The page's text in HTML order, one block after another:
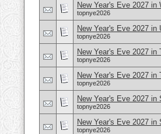
New Year's Eve 2027 in
topnye2026
New Year's Eve 2027 in
topnye2026
New Year's Eve 2027
topnye2026
New Year's Eve 2027 in
topnye2026
New Year's Eve 2027
topnye2026
New Year's Eve 2027 in
topnye2026